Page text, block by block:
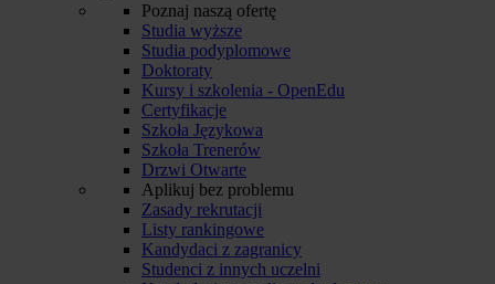
Poznaj naszą ofertę
Studia wyższe
Studia podyplomowe
Doktoraty
Kursy i szkolenia - OpenEdu
Certyfikacje
Szkoła Językowa
Szkoła Trenerów
Drzwi Otwarte
Aplikuj bez problemu
Zasady rekrutacji
Listy rankingowe
Kandydaci z zagranicy
Studenci z innych uczelni